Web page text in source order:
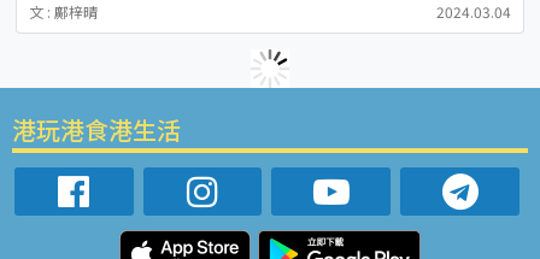
文 : 鄺梓晴 2024.03.04
港玩港食港生活